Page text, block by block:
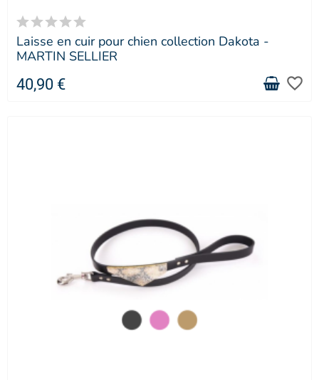
Laisse en cuir pour chien collection Dakota -
MARTIN SELLIER
40,90 € favorite_border